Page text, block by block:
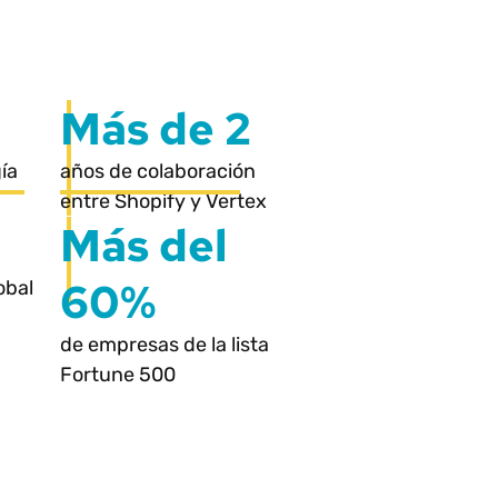
Más de 2
años de colaboración
entre Shopify y Vertex
Más del
60%
de empresas de la lista
Fortune 500